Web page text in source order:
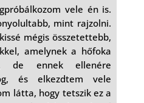
vele én is.
mint rajzolni.
mégis összetettebb,
amelynek a hőfoka
de ennek ellenére
és elkezdtem vele
látta, hogy tetszik ez a